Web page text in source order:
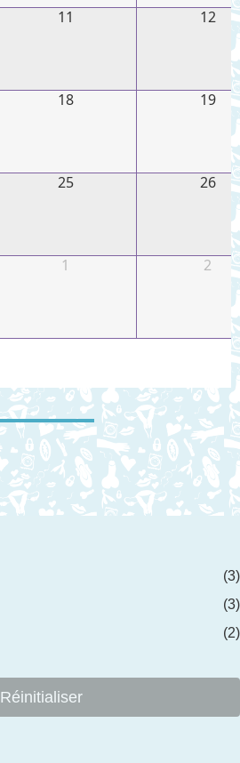
11 12
18 19
25 26
1 2
(3)
(3)
(2)
Réinitialiser